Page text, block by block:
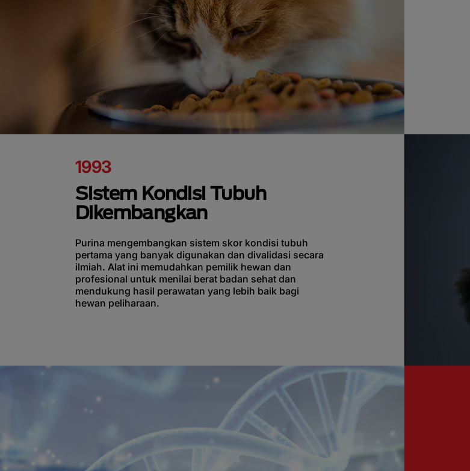
1993
Sistem Kondisi Tubuh
Dikembangkan
Purina mengembangkan sistem skor kondisi tubuh
pertama yang banyak digunakan dan divalidasi secara
ilmiah. Alat ini memudahkan pemilik hewan dan
profesional untuk menilai berat badan sehat dan
mendukung hasil perawatan yang lebih baik bagi
hewan peliharaan.